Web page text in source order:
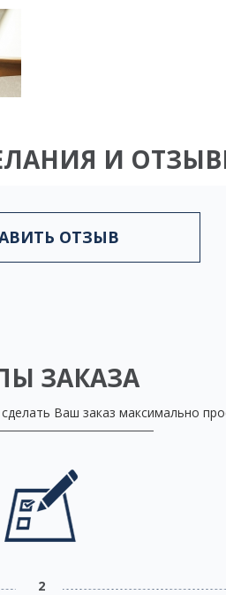
И
ОТЗЫВ
ЗАКАЗА
Ваш заказ максимально
2